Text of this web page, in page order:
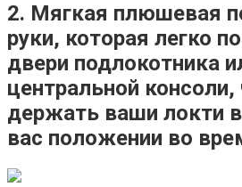
2. Мягкая плюшевая
руки, которая легко
двери подлокотника
центральной
держать ваши локти
вас положении во